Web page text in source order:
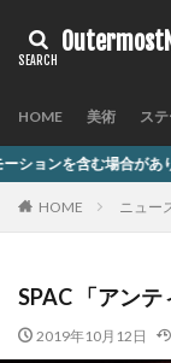
HOME 美術 ス
す
HOME ニュー
SPAC 「アン
2019年10月12日